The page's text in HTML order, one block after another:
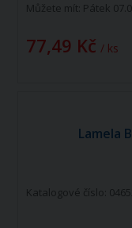
Můžete mít: Pátek
77,49 Kč / ks
Lamela
Katalogové číslo: 04652